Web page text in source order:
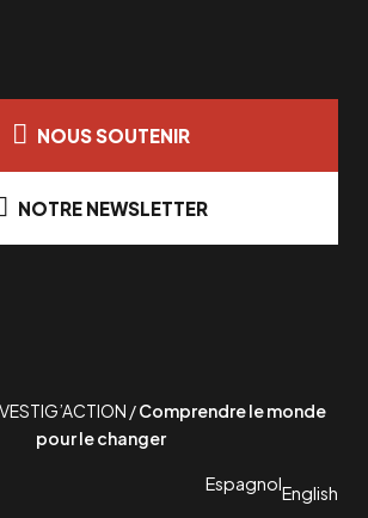
NOUS SOUTENIR
NOTRE NEWSLETTER
/Comprendre le monde
pour le changer
EspagnolEnglish